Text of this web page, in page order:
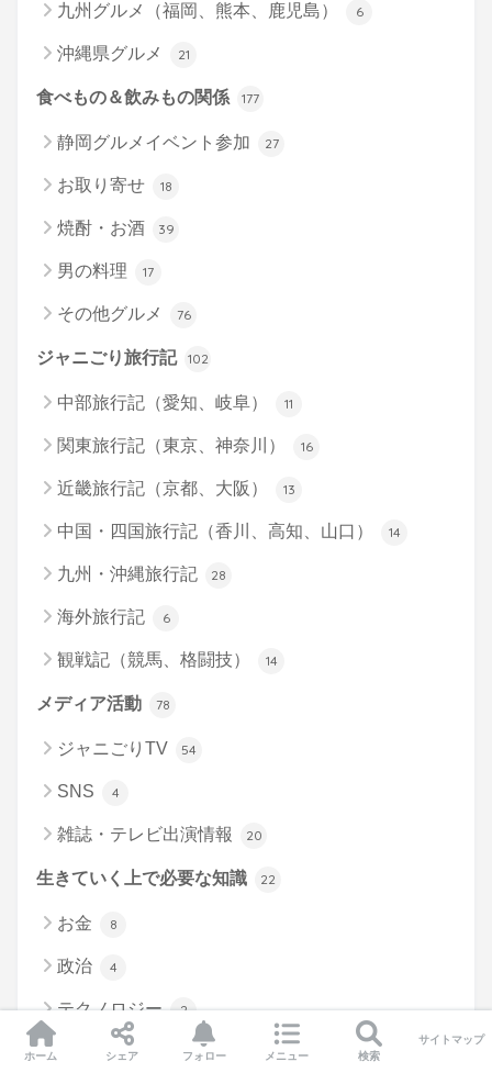
九州グルメ（福岡、熊本、鹿児島） 6
沖縄県グルメ 21
食べもの＆飲みもの関係 177
静岡グルメイベント参加 27
お取り寄せ 18
焼酎・お酒 39
男の料理 17
その他グルメ 76
ジャニごり旅行記 102
中部旅行記（愛知、岐阜） 11
関東旅行記（東京、神奈川） 16
近畿旅行記（京都、大阪） 13
中国・四国旅行記（香川、高知、山口） 14
九州・沖縄旅行記 28
海外旅行記 6
観戦記（競馬、格闘技） 14
メディア活動 78
ジャニごりTV 54
SNS 4
雑誌・テレビ出演情報 20
生きていく上で必要な知識 22
お金 8
政治 4
テクノロジー 2
スマホ、パソコン 6
ホーム シェア フォロー メニュー 検索
サイトマップ